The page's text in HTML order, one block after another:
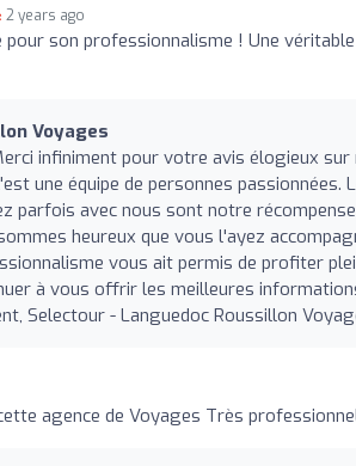
2 years ago
pour son professionnalisme ! Une
Voyages
infiniment pour votre avis élogieux
une équipe de personnes
parfois avec nous sont notre
heureux que vous l'ayez
vous ait permis de profiter
à vous offrir les meilleures
Selectour - Languedoc Roussillon
agence de Voyages Très